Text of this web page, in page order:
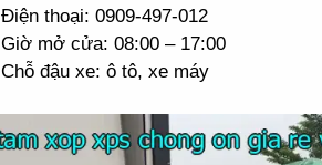
Điện thoại: 0909-497-012
Giờ mở cửa: 08:00 – 17:00
Chỗ đậu xe: ô tô, xe máy